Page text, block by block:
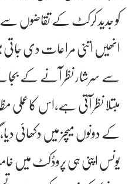
کو جدید کرکٹ کے تقاضوں
انھیں اتنی مراعات دی
سے سرشار نظر آنے کے
مبتلا نظر آتی ہے،اس کاعملی
کے دونوں میچز میں دکھائی
یونس اپنی ہی پروڈکٹ میں